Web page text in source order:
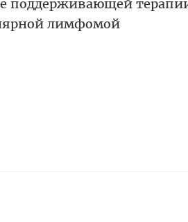
поддерживающей
лимфомой